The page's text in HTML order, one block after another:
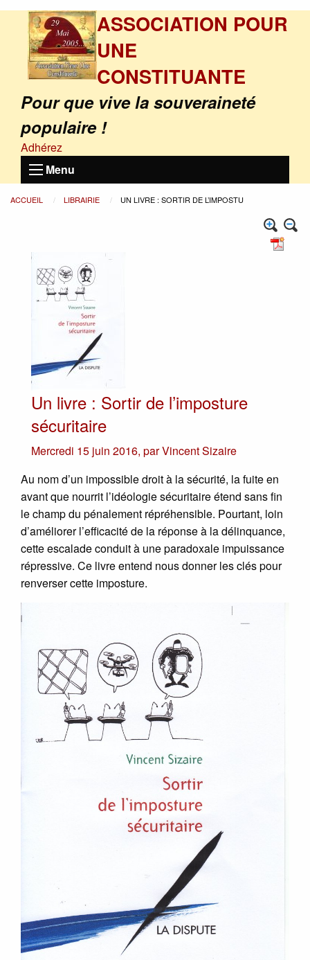
ASSOCIATION POUR
UNE
CONSTITUANTE
Pour que vive la souveraineté
populaire !
Adhérez
Menu
ACCUEIL LIBRAIRIE UN LIVRE : SORTIR DE L’IMPOSTU
Un livre : Sortir de l’imposture
sécuritaire
Mercredi 15 juin 2016, parVincent Sizaire
Au nom d’un impossible droit à la sécurité, la fuite en
avant que nourrit l’idéologie sécuritaire étend sans fin
le champ du pénalement répréhensible. Pourtant, loin
d’améliorer l’efficacité de la réponse à la délinquance,
cette escalade conduit à une paradoxale impuissance
répressive. Ce livre entend nous donner les clés pour
renverser cette imposture.